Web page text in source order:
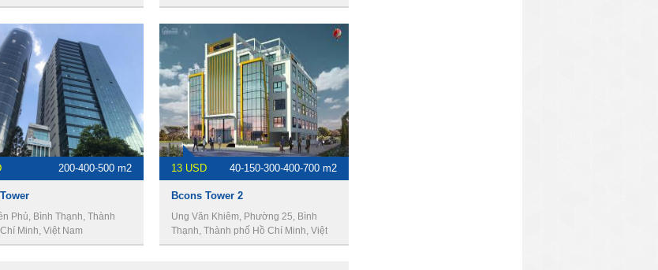
Nam
200-400-500 m2
Phủ, Bình Thạnh, Thành
Minh, Việt Nam
13 USD 40-150-300-400-700 m2
Bcons Tower 2
Ung Văn Khiêm, Phường 25, Bình
Thạnh, Thành phố Hồ Chí Minh, Việt
Nam